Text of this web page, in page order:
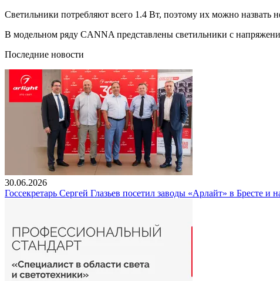
Светильники потребляют всего 1.4 Вт, поэтому их можно назвать
В модельном ряду CANNA представлены светильники с
Последние новости
30.06.2026
Госсекретарь Сергей Глазьев посетил заводы «Арлайт» в Бресте и